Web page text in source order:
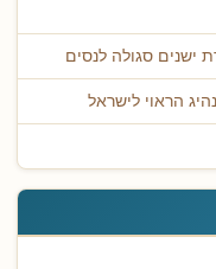
ישנים סגולה לנסים
הראוי לישראל